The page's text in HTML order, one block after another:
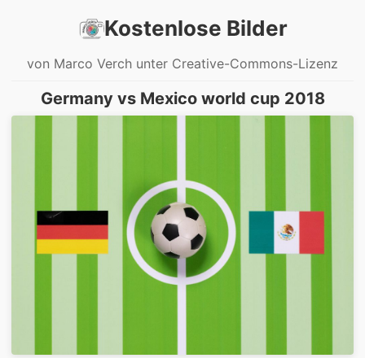
Kostenlose Bilder
von Marco Verch unter Creative-Commons-Lizenz
Germany vs Mexico world cup 2018